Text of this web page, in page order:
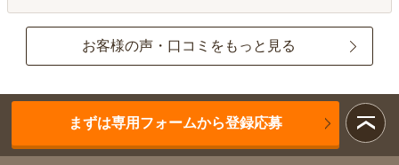
お客様の声・口コミをもっと見る
まずは専用フォームから登録応募